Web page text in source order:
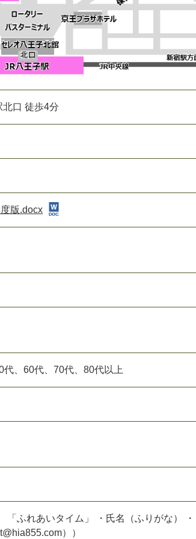
口 徒歩4分
版.docx
、60代、70代、80代以上
ふれあいタイム」 ・氏名（ふりがな）
））